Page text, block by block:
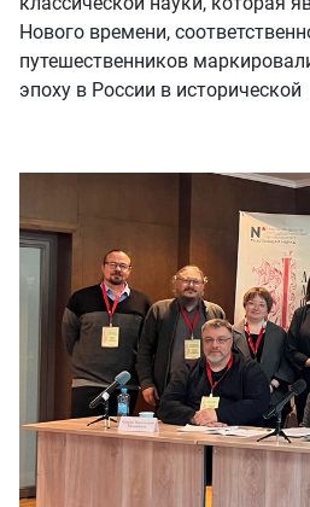
Нового времени,
путешественников
эпоху в России в исторической